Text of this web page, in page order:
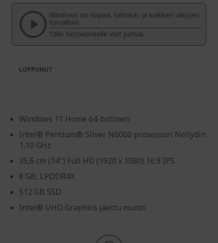
of
images
gallery
beginning
the
images
gallery
Windows on nopea, tehokas ja kaikkien aikojen
turvallisin.
Tälle tietokoneelle voit puhua.
Windows 11 Home 64-bittinen
Intel® Pentium® Silver N6000 prosessori Neliydin
1,10 GHz
35,6 cm (14") Full HD (1920 x 1080) 16:9 IPS
8 GB, LPDDR4X
512 GB SSD
Intel® UHD Graphics jaettu muisti
LOPPUNUT